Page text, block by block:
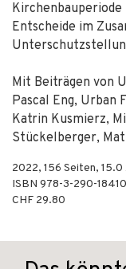
Entscheide im
Mit Beiträgen von
Pascal Eng, Urban
Katrin Kusmierz,
Stückelberger,
2022, 156 Seiten, 15.0
ISBN 978-3-290-
CHF 29.80